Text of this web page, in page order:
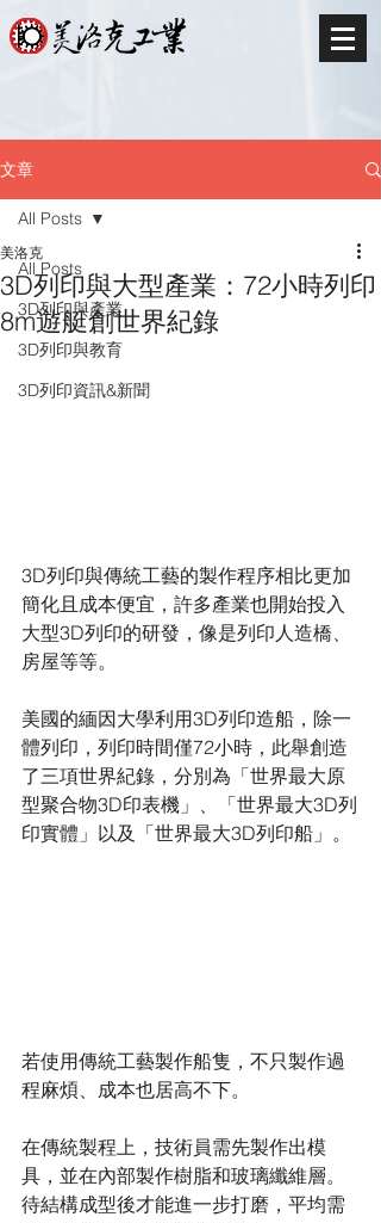
文章
All Posts
3D列印與產業
3D列印與教育
3D列印資訊&新聞
All Posts
3D列印與大型產業：72小時列印
8m遊艇創世界紀錄
美洛克
3D列印與傳統工藝的製作程序相比更加
簡化且成本便宜，許多產業也開始投入
大型3D列印的研發，像是列印人造橋、
房屋等等。
美國的緬因大學利用3D列印造船，除一
體列印，列印時間僅72小時，此舉創造
了三項世界紀錄，分別為「世界最大原
型聚合物3D印表機」、「世界最大3D列
印實體」以及「世界最大3D列印船」。
若使用傳統工藝製作船隻，不只製作過
程麻煩、成本也居高不下。
在傳統製程上，技術員需先製作出模
具，並在內部製作樹脂和玻璃纖維層。
待結構成型後才能進一步打磨，平均需